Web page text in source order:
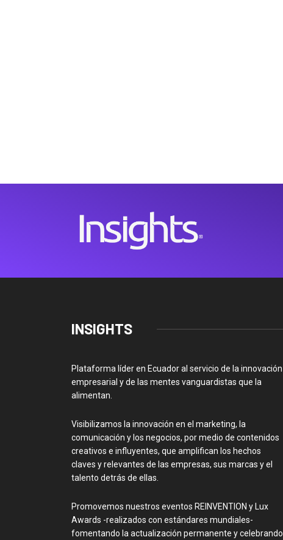
INSIGHTS
Plataforma líder en Ecuador al servicio de la innovación
empresarial y de las mentes vanguardistas que la
alimentan.
Visibilizamos la innovación en el marketing, la
comunicación y los negocios, por medio de contenidos
creativos e influyentes, que amplifican los hechos
claves y relevantes de las empresas, sus marcas y el
talento detrás de ellas.
Promovemos nuestros eventos REINVENTION y Lux
Awards -realizados con estándares mundiales-
fomentando la actualización permanente y celebrando